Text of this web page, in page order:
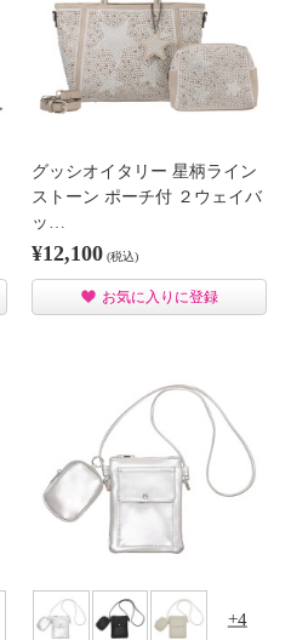
グッシオイタリー 星柄ライン
ストーン ポーチ付 ２ウェイバ
ッ…
¥12,100 (税込)
お気に入りに登録
4